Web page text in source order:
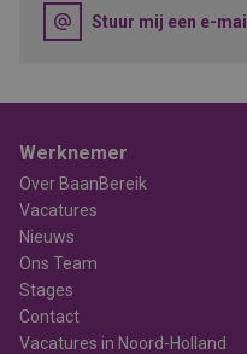
Stuur mij een e-mail
Werknemer
Over BaanBereik
Vacatures
Nieuws
Ons Team
Stages
Contact
Vacatures in Noord-Holland